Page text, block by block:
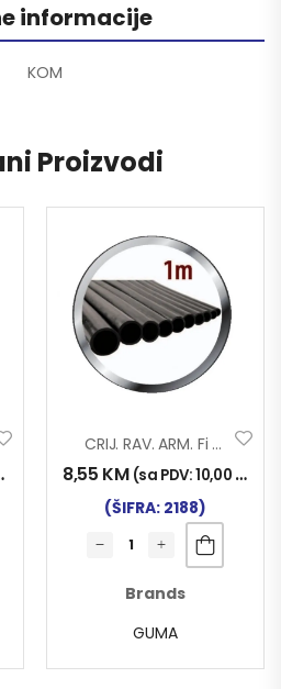
informacije
KOM
Proizvodi
CRIJ. RAV. ARM. Fi 16X1000
8,55 KM (sa PDV:10,00 KM
(ŠIFRA: 2188)
Brands
GUMA